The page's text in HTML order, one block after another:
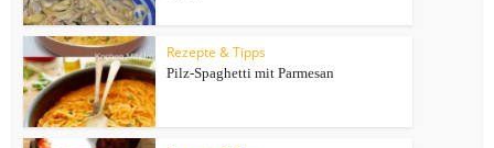
Rezepte & Tipps
Pilz-Spaghetti mit Parmesan